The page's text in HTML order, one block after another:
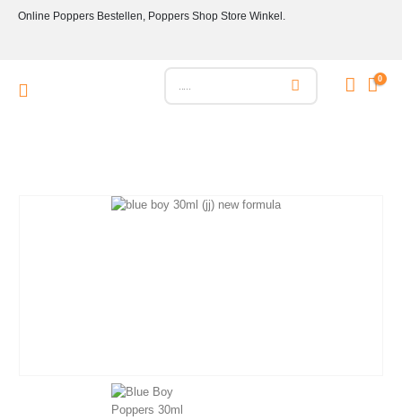
Online Poppers Bestellen, Poppers Shop Store Winkel.
0